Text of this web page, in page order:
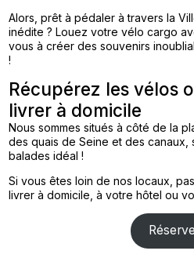
Alors, prêt à pédaler à travers la
inédite ? Louez votre vélo cargo
vous à créer des souvenirs
!
Récupérez les vélos
livrer à domicile
Nous sommes situés à côté de la
des quais de Seine et des
balades idéal !
Si vous êtes loin de nos locaux,
livrer à domicile, à votre hôtel ou